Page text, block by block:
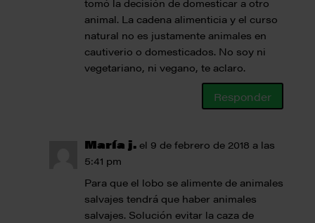
tomó la decisión de domesticar a otro
animal. La cadena alimenticia y el curso
natural no es justamente animales en
cautiverio o domesticados. No soy ni
vegetariano, ni vegano, te aclaro.
Responder
María j. el 9 de febrero de 2018 a las
5:41 pm
Para que el lobo se alimente de animales
salvajes tendrá que haber animales
salvajes. Solución evitar la caza de